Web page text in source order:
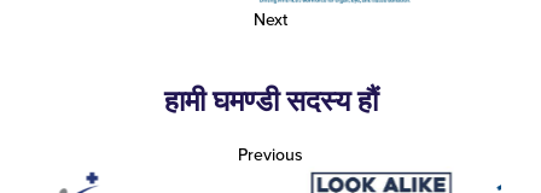
Next
हामी घमण्डी सदस्य हौं
Previous